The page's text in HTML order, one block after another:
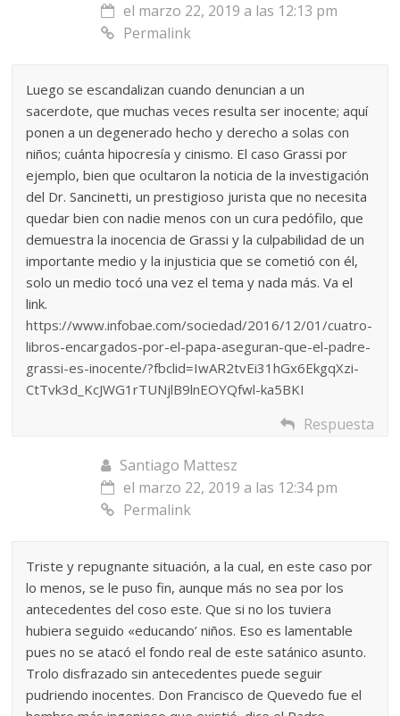
el marzo 22, 2019 a las 12:13 pm
Permalink
Luego se escandalizan cuando denuncian a un
sacerdote, que muchas veces resulta ser inocente; aquí
ponen a un degenerado hecho y derecho a solas con
niños; cuánta hipocresía y cinismo. El caso Grassi por
ejemplo, bien que ocultaron la noticia de la investigación
del Dr. Sancinetti, un prestigioso jurista que no necesita
quedar bien con nadie menos con un cura pedófilo, que
demuestra la inocencia de Grassi y la culpabilidad de un
importante medio y la injusticia que se cometió con él,
solo un medio tocó una vez el tema y nada más. Va el
link.
https://www.infobae.com/sociedad/2016/12/01/cuatro-
libros-encargados-por-el-papa-aseguran-que-el-padre-
grassi-es-inocente/?fbclid=IwAR2tvEi31hGx6EkgqXzi-
CtTvk3d_KcJWG1rTUNjlB9lnEOYQfwl-ka5BKI
Respuesta
Santiago Mattesz
el marzo 22, 2019 a las 12:34 pm
Permalink
Triste y repugnante situación, a la cual, en este caso por
lo menos, se le puso fin, aunque más no sea por los
antecedentes del coso este. Que si no los tuviera
hubiera seguido «educando’ niños. Eso es lamentable
pues no se atacó el fondo real de este satánico asunto.
Trolo disfrazado sin antecedentes puede seguir
pudriendo inocentes. Don Francisco de Quevedo fue el